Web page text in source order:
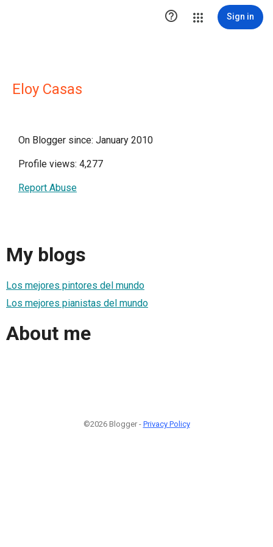
 Sign in
Eloy Casas
On Blogger since: January 2010
Profile views: 4,277
Report Abuse
My blogs
Los mejores pintores del mundo
Los mejores pianistas del mundo
About me
©2026 Blogger - Privacy Policy